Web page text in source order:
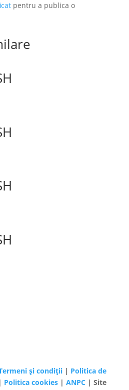
pentru a publica o
și condiții | Politica de
| Politica cookies |ANPC | Site